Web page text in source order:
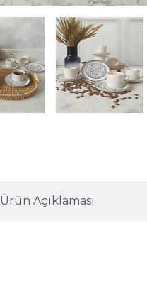
Ürün Açıklaması